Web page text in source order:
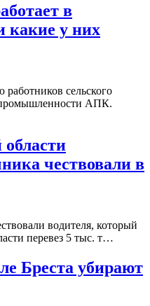
в
какие у них
работников сельского
промышленности АПК.
чествовали в
водителя, который
перевез 5 тыс. т…
Бреста убирают